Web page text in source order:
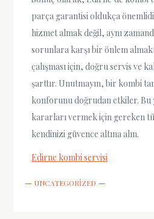
parça garantisi oldukça
hizmet almak değil, aynı
sorunlara karşı bir önlem
çalışması için, doğru servis ve
şarttır. Unutmayın, bir kombi
konforunu doğrudan etkiler. Bu
kararları vermek için gereken
kendinizi güvence altına alın.
Edirne kombi servisi
UNCATEGORIZED